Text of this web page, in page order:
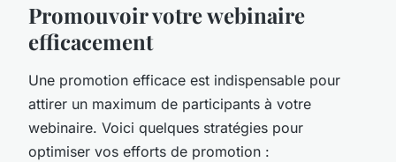
Promouvoir votre webinaire
efficacement
Une promotion efficace est indispensable pour
attirer un maximum de participants à votre
webinaire. Voici quelques stratégies pour
optimiser vos efforts de promotion :